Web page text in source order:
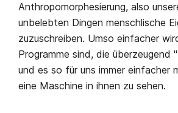
Anthropomorphesierung, also
unbelebten Dingen menschlische
zuzuschreiben. Umso einfacher
Programme sind, die überzeugend
und es so für uns immer einfacher
eine Maschine in ihnen zu sehen.